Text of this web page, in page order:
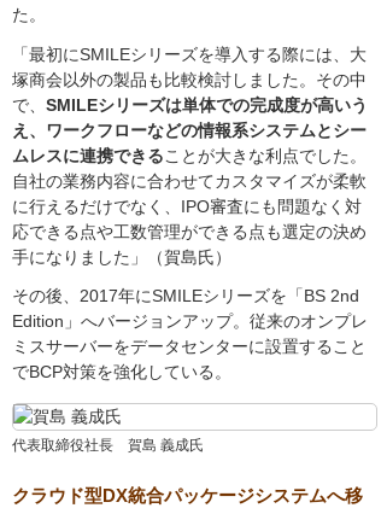
代表取締役社長 賀島 義成氏
た。
「最初にSMILEシリーズを導入する際には、大
塚商会以外の製品も比較検討しました。その中
で、 SMILEシリーズは単体での完成度が高いう
え、ワークフローなどの情報系システムとシー
ムレスに連携できることが大きな利点でした。
自社の業務内容に合わせてカスタマイズが柔軟
に行えるだけでなく、IPO審査にも問題なく対
応できる点や工数管理ができる点も選定の決め
手になりました」（賀島氏）
その後、2017年にSMILEシリーズを「BS 2nd
Edition」へバージョンアップ。従来のオンプレ
ミスサーバーをデータセンターに設置すること
でBCP対策を強化している。
クラウド型DX統合パッケージシステムへ移